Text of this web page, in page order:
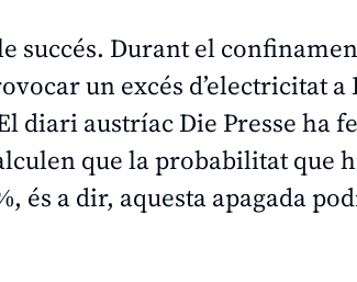
succés. Durant el
un excés d’electricitat a
diari austríacDie Presseha
que la probabilitat que
és a dir, aquesta apagada